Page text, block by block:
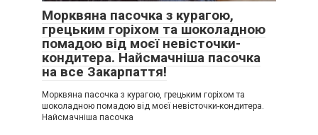
Морквяна пасочка з курагою,
грецьким горіхом та шоколадною
помадою від моєї невісточки-
кондитера. Найсмачніша пасочка
на все Закарпаття!
Морквяна пасочка з курагою, грецьким горіхом та
шоколадною помадою від моєї невісточки-кондитера.
Найсмачніша пасочка